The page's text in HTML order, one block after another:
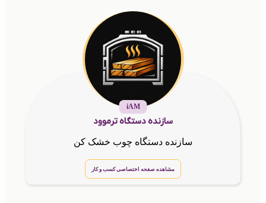
iAM
سازنده دستگاه ترموود
سازنده دستگاه چوب خشک کن
مشاهده صفحه اختصاصی کسب و کار